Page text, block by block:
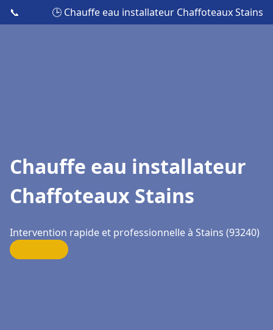
📞 🕒 Chauffe eau installateur Chaffoteaux Stains
Chauffe eau installateur
Chaffoteaux Stains
Intervention rapide et professionnelle à Stains (93240)